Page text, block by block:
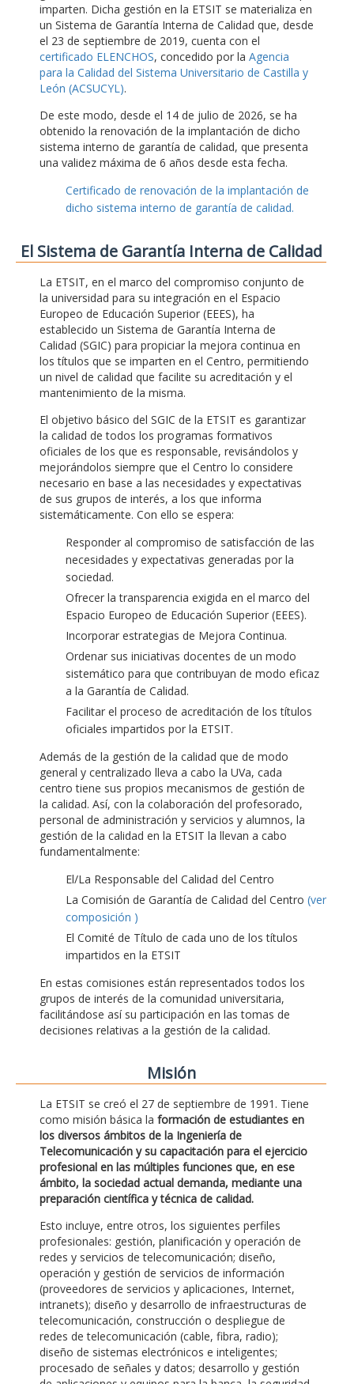
imparten. Dicha gestión en la ETSIT se materializa en
un Sistema de Garantía Interna de Calidad que, desde
el 23 de septiembre de 2019, cuenta con el
certificado ELENCHOS, concedido por la Agencia
para la Calidad del Sistema Universitario de Castilla y
León (ACSUCYL).
De este modo, desde el 14 de julio de 2026, se ha
obtenido la renovación de la implantación de dicho
sistema interno de garantía de calidad, que presenta
una validez máxima de 6 años desde esta fecha.
Certificado de renovación de la implantación de
dicho sistema interno de garantía de calidad.
El Sistema de Garantía Interna de Calidad
La ETSIT, en el marco del compromiso conjunto de
la universidad para su integración en el Espacio
Europeo de Educación Superior (EEES), ha
establecido un Sistema de Garantía Interna de
Calidad (SGIC) para propiciar la mejora continua en
los títulos que se imparten en el Centro, permitiendo
un nivel de calidad que facilite su acreditación y el
mantenimiento de la misma.
El objetivo básico del SGIC de la ETSIT es garantizar
la calidad de todos los programas formativos
oficiales de los que es responsable, revisándolos y
mejorándolos siempre que el Centro lo considere
necesario en base a las necesidades y expectativas
de sus grupos de interés, a los que informa
sistemáticamente. Con ello se espera:
Responder al compromiso de satisfacción de las
necesidades y expectativas generadas por la
sociedad.
Ofrecer la transparencia exigida en el marco del
Espacio Europeo de Educación Superior (EEES).
Incorporar estrategias de Mejora Continua.
Ordenar sus iniciativas docentes de un modo
sistemático para que contribuyan de modo eficaz
a la Garantía de Calidad.
Facilitar el proceso de acreditación de los títulos
oficiales impartidos por la ETSIT.
Además de la gestión de la calidad que de modo
general y centralizado lleva a cabo la UVa, cada
centro tiene sus propios mecanismos de gestión de
la calidad. Así, con la colaboración del profesorado,
personal de administración y servicios y alumnos, la
gestión de la calidad en la ETSIT la llevan a cabo
fundamentalmente:
El/La Responsable del Calidad del Centro
La Comisión de Garantía de Calidad del Centro (ver
composición )
El Comité de Título de cada uno de los títulos
impartidos en la ETSIT
En estas comisiones están representados todos los
grupos de interés de la comunidad universitaria,
facilitándose así su participación en las tomas de
decisiones relativas a la gestión de la calidad.
Misión
La ETSIT se creó el 27 de septiembre de 1991. Tiene
como misión básica la formación de estudiantes en
los diversos ámbitos de la Ingeniería de
Telecomunicación y su capacitación para el ejercicio
profesional en las múltiples funciones que, en ese
ámbito, la sociedad actual demanda, mediante una
preparación científica y técnica de calidad.
Esto incluye, entre otros, los siguientes perfiles
profesionales: gestión, planificación y operación de
redes y servicios de telecomunicación; diseño,
operación y gestión de servicios de información
(proveedores de servicios y aplicaciones, Internet,
intranets); diseño y desarrollo de infraestructuras de
telecomunicación, construcción o despliegue de
redes de telecomunicación (cable, fibra, radio);
diseño de sistemas electrónicos e inteligentes;
procesado de señales y datos; desarrollo y gestión